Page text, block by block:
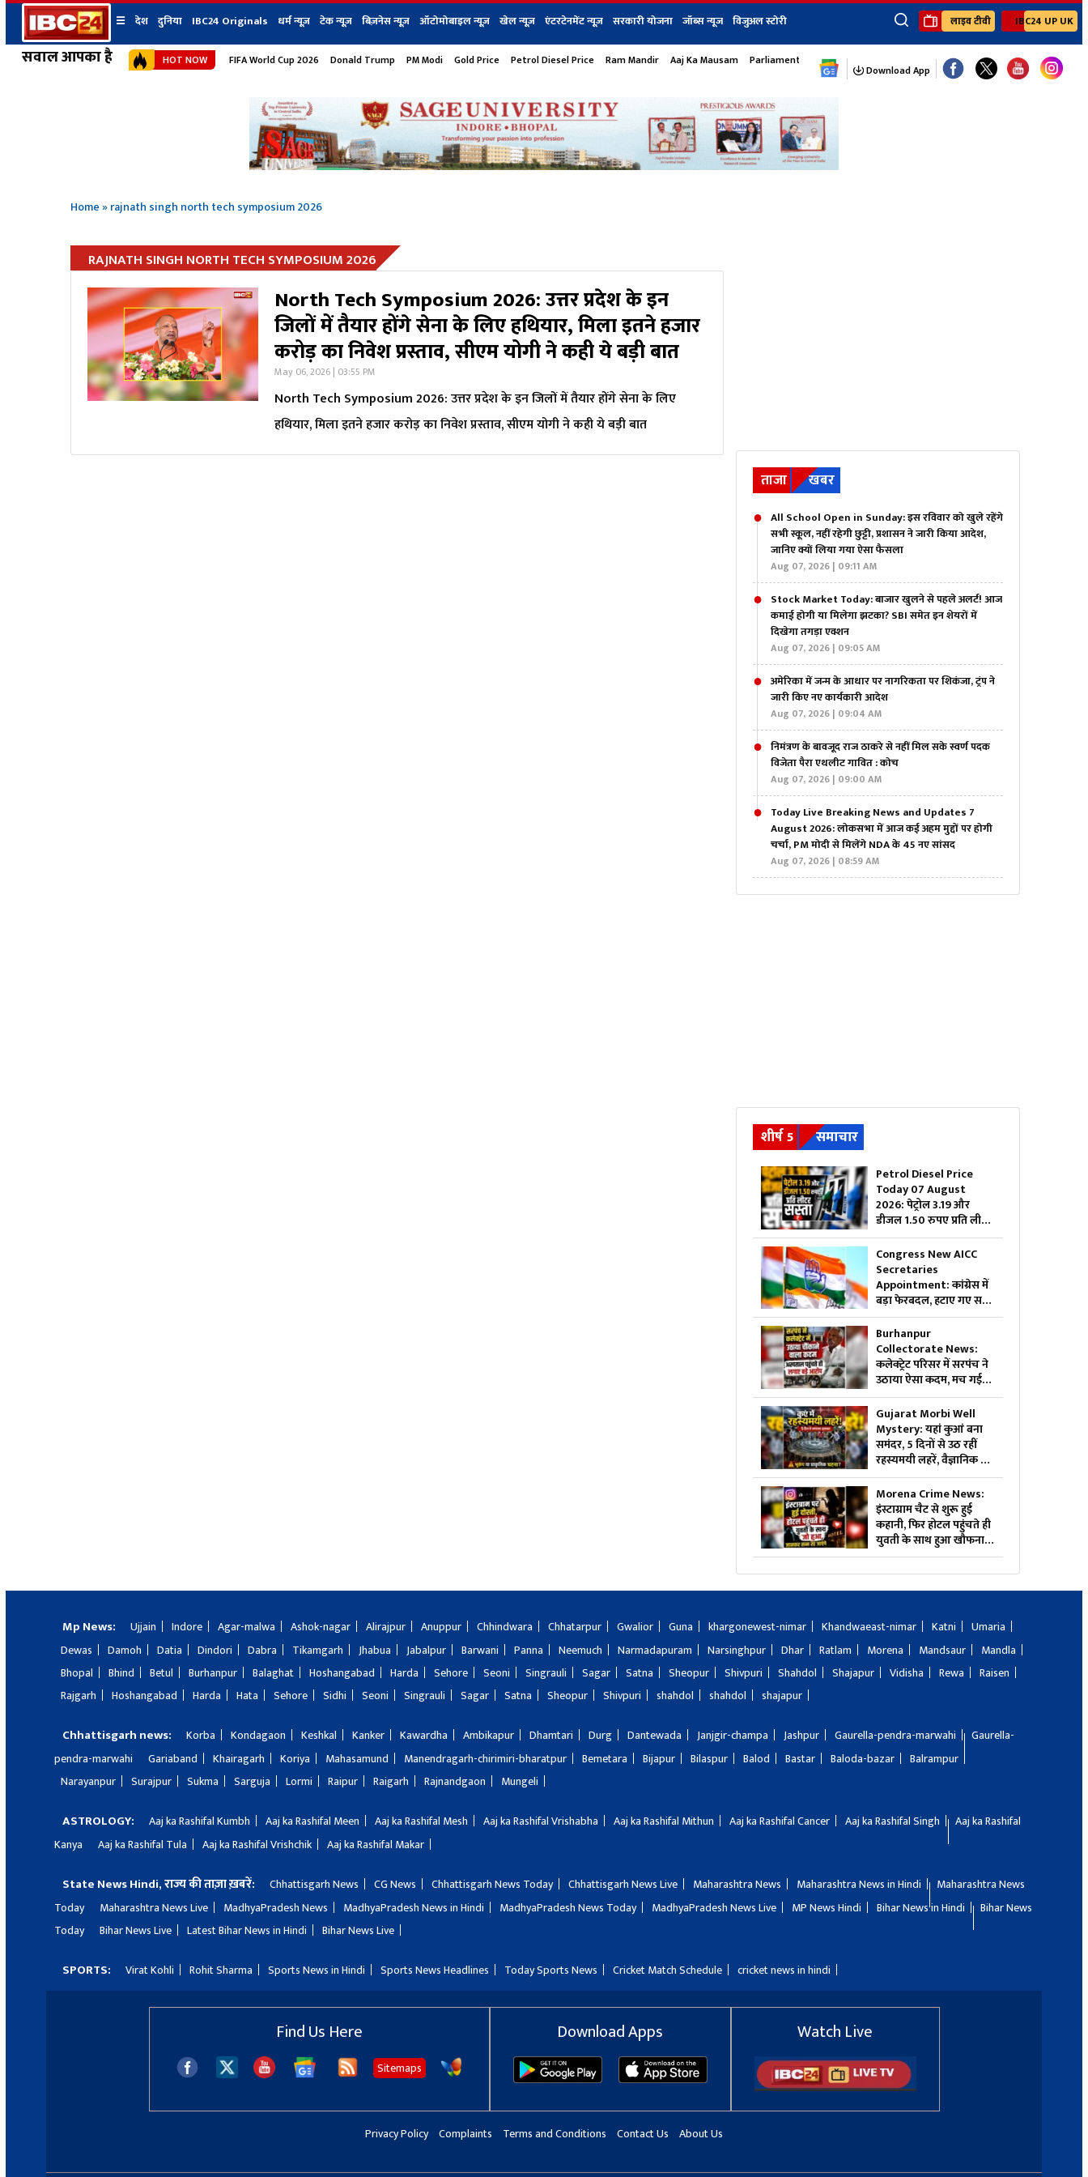
सवाल आपका है
☰ देश दुनिया IBC24 Originals धर्म न्यूज़ टेक न्यूज़ बिज़नेस न्यूज़ ऑटोमोबाइल न्यूज़ खेल न्यूज़ एंटरटेनमेंट न्यूज़ सरकारी योजना जॉब्स न्यूज विजुअल स्टोरी
×
देश प्रदेश न्यूज
हिमाचल प्रदेश न्यूज
शहर दुनिया IBC24 Originals बिज़नेस टेक न्यूज धर्म ऑटोमोबाइल एंटरटेनमेंट खेल जॉब्स न्यूज Youtube Channels
लाइव टीवी IBC24 UP UK
HOT NOW FIFA World Cup 2026 Donald Trump PM Modi Gold Price Petrol Diesel Price Ram Mandir Aaj Ka Mausam Parliament Monsoon Session
Download App
Home»rajnath singh north tech symposium 2026
RAJNATH SINGH NORTH TECH SYMPOSIUM 2026
North Tech Symposium 2026: उत्तर प्रदेश के इन
जिलों में तैयार होंगे सेना के लिए हथियार, मिला इतने हजार
करोड़ का निवेश प्रस्ताव, सीएम योगी ने कही ये बड़ी बात
May 06, 2026 | 03:55 PM
North Tech Symposium 2026: उत्तर प्रदेश के इन जिलों में तैयार होंगे सेना के लिए
हथियार, मिला इतने हजार करोड़ का निवेश प्रस्ताव, सीएम योगी ने कही ये बड़ी बात
ताजा खबर
All School Open in Sunday: इस रविवार को खुले रहेंगे
सभी स्कूल, नहीं रहेगी छुट्टी, प्रशासन ने जारी किया आदेश,
जानिए क्यों लिया गया ऐसा फैसला
Aug 07, 2026 | 09:11 AM
Stock Market Today: बाजार खुलने से पहले अलर्ट! आज
कमाई होगी या मिलेगा झटका? SBI समेत इन शेयरों में
दिखेगा तगड़ा एक्शन
Aug 07, 2026 | 09:05 AM
अमेरिका में जन्म के आधार पर नागरिकता पर शिकंजा, ट्रंप ने
जारी किए नए कार्यकारी आदेश
Aug 07, 2026 | 09:04 AM
निमंत्रण के बावजूद राज ठाकरे से नहीं मिल सके स्वर्ण पदक
विजेता पैरा एथलीट गावित : कोच
Aug 07, 2026 | 09:00 AM
Today Live Breaking News and Updates 7
August 2026: लोकसभा में आज कई अहम मुद्दों पर होगी
चर्चा, PM मोदी से मिलेंगे NDA के 45 नए सांसद
Aug 07, 2026 | 08:59 AM
शीर्ष 5 समाचार
Petrol Diesel Price
Today 07 August
2026: पेट्रोल 3.19 और
डीजल 1.50 रुपए प्रति लीटर
सस्ता, महंगाई की मार झेल
रही जनता को बड़ी राहत,
जानिए अब 1 लीटर ईंधन का
क्या है रेट
Congress New AICC
Secretaries
Appointment: कांग्रेस में
बड़ा फेरबदल, हटाए गए सभी
पुराने सचिव….इन नेताओं को
सौंपी गई जिम्मेदारी
Burhanpur
Collectorate News:
कलेक्ट्रेट परिसर में सरपंच ने
उठाया ऐसा कदम, मच गई
अफरा-तफरी, दौड़ पड़े
अधिकारी और नेता, जानें क्या
है पूरा मामला
Gujarat Morbi Well
Mystery: यहां कुआं बना
समंदर, 5 दिनों से उठ रहीं
रहस्यमयी लहरें, वैज्ञानिक भी
हैरान, देखें वीडियो
Morena Crime News:
इंस्टाग्राम चैट से शुरू हुई
कहानी, फिर होटल पहुंचते ही
युवती के साथ हुआ खौफनाक
कांड, जानकर पुलिस भी रह
गई हैरान
Mp News: Ujjain Indore Agar-malwa Ashok-nagar Alirajpur Anuppur Chhindwara Chhatarpur Gwalior Guna khargonewest-nimar Khandwaeast-nimar Katni
Umaria
Dewas
Damoh Datia Dindori Dabra Tikamgarh Jhabua Jabalpur Barwani Panna Neemuch Narmadapuram Narsinghpur Dhar Ratlam Morena Mandsaur
Mandla
Bhopal
Bhind Betul Burhanpur Balaghat Hoshangabad Harda Sehore Seoni Singrauli Sagar Satna Sheopur Shivpuri Shahdol Shajapur Vidisha Rewa
Raisen
Rajgarh
Hoshangabad Harda Hata Sehore Sidhi Seoni Singrauli Sagar Satna Sheopur Shivpuri shahdol shahdol shajapur
Chhattisgarh news: Korba Kondagaon Keshkal Kanker Kawardha Ambikapur Dhamtari Durg Dantewada Janjgir-champa Jashpur Gaurella-pendra-marwahi
Gaurella-
pendra-marwahi
Gariaband Khairagarh Koriya Mahasamund Manendragarh-chirimiri-bharatpur Bemetara Bijapur Bilaspur Balod Bastar Baloda-bazar
Balrampur
Narayanpur
Surajpur Sukma Sarguja Lormi Raipur Raigarh Rajnandgaon Mungeli
ASTROLOGY: Aaj ka Rashifal Kumbh Aaj ka Rashifal Meen Aaj ka Rashifal Mesh Aaj ka Rashifal Vrishabha Aaj ka Rashifal Mithun Aaj ka Rashifal Cancer Aaj ka Rashifal Singh
Aaj ka Rashifal
Kanya
Aaj ka Rashifal Tula Aaj ka Rashifal Vrishchik Aaj ka Rashifal Makar
State News Hindi, राज्य की ताज़ा ख़बरें: Chhattisgarh News CG News Chhattisgarh News Today Chhattisgarh News Live Maharashtra News Maharashtra News in Hindi
Maharashtra News
Today
Maharashtra News Live MadhyaPradesh News MadhyaPradesh News in Hindi MadhyaPradesh News Today MadhyaPradesh News Live MP News Hindi Bihar News in Hindi
Bihar News
Today
Bihar News Live Latest Bihar News in Hindi Bihar News Live
SPORTS: Virat Kohli Rohit Sharma Sports News in Hindi Sports News Headlines Today Sports News Cricket Match Schedule cricket news in hindi
Find Us Here
Sitemaps
Download Apps Watch Live
Privacy Policy Complaints Terms and Conditions Contact Us About Us